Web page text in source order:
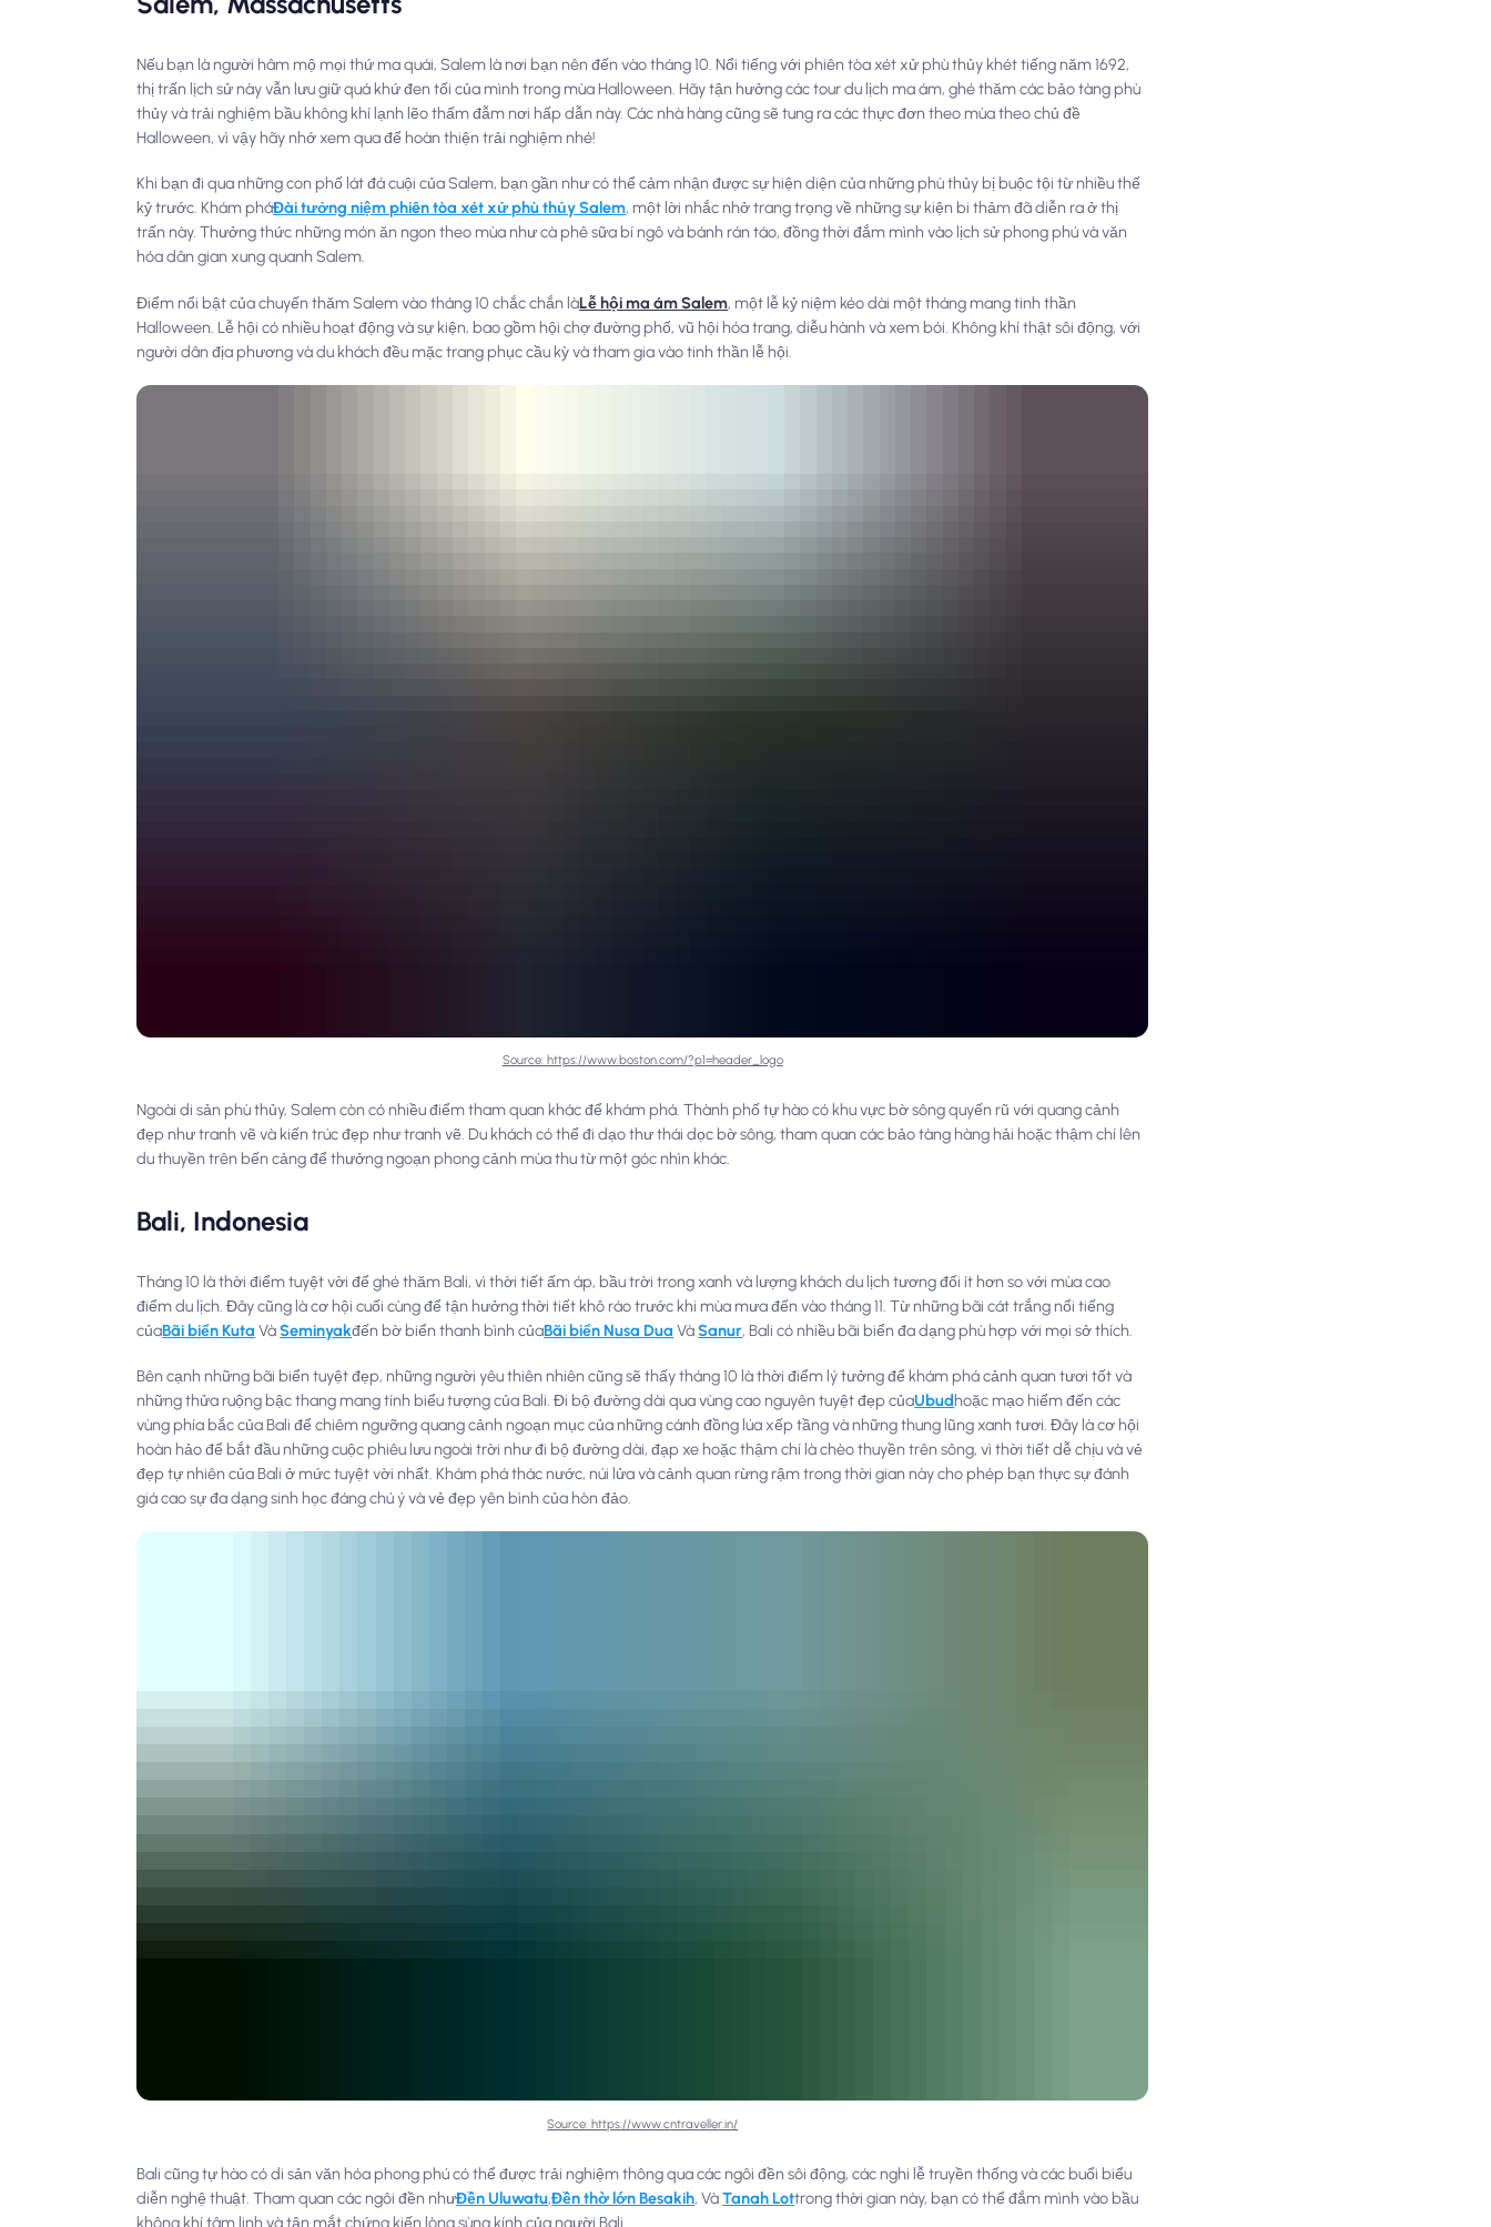
Nếu bạn là người hâm mộ mọi thứ ma quái, Salem là nơi bạn nên đến vào tháng 10. Nổi tiếng với phiên tòa xét xử phù thủy khét tiếng năm 1692,
thị trấn lịch sử này vẫn lưu giữ quá khứ đen tối của mình trong mùa Halloween. Hãy tận hưởng các tour du lịch ma ám, ghé thăm các bảo tàng phù
thủy và trải nghiệm bầu không khí lạnh lẽo thấm đẫm nơi hấp dẫn này. Các nhà hàng cũng sẽ tung ra các thực đơn theo mùa theo chủ đề
Halloween, vì vậy hãy nhớ xem qua để hoàn thiện trải nghiệm nhé!
Khi bạn đi qua những con phố lát đá cuội của Salem, bạn gần như có thể cảm nhận được sự hiện diện của những phù thủy bị buộc tội từ nhiều thế
kỷ trước. Khám pháĐài tưởng niệm phiên tòa xét xử phù thủy Salem, một lời nhắc nhở trang trọng về những sự kiện bi thảm đã diễn ra ở thị
trấn này. Thưởng thức những món ăn ngon theo mùa như cà phê sữa bí ngô và bánh rán táo, đồng thời đắm mình vào lịch sử phong phú và văn
hóa dân gian xung quanh Salem.
Điểm nổi bật của chuyến thăm Salem vào tháng 10 chắc chắn làLễ hội ma ám Salem, một lễ kỷ niệm kéo dài một tháng mang tinh thần
Halloween. Lễ hội có nhiều hoạt động và sự kiện, bao gồm hội chợ đường phố, vũ hội hóa trang, diễu hành và xem bói. Không khí thật sôi động, với
người dân địa phương và du khách đều mặc trang phục cầu kỳ và tham gia vào tinh thần lễ hội.
Source: https://www.boston.com/?p1=header_logo
Ngoài di sản phù thủy, Salem còn có nhiều điểm tham quan khác để khám phá. Thành phố tự hào có khu vực bờ sông quyến rũ với quang cảnh
đẹp như tranh vẽ và kiến trúc đẹp như tranh vẽ. Du khách có thể đi dạo thư thái dọc bờ sông, tham quan các bảo tàng hàng hải hoặc thậm chí lên
du thuyền trên bến cảng để thưởng ngoạn phong cảnh mùa thu từ một góc nhìn khác.
Bali, Indonesia
Tháng 10 là thời điểm tuyệt vời để ghé thăm Bali, vì thời tiết ấm áp, bầu trời trong xanh và lượng khách du lịch tương đối ít hơn so với mùa cao
điểm du lịch. Đây cũng là cơ hội cuối cùng để tận hưởng thời tiết khô ráo trước khi mùa mưa đến vào tháng 11. Từ những bãi cát trắng nổi tiếng
củaBãi biển Kuta VàSeminyakđến bờ biển thanh bình củaBãi biển Nusa Dua VàSanur, Bali có nhiều bãi biển đa dạng phù hợp với mọi sở thích.
Bên cạnh những bãi biển tuyệt đẹp, những người yêu thiên nhiên cũng sẽ thấy tháng 10 là thời điểm lý tưởng để khám phá cảnh quan tươi tốt và
những thửa ruộng bậc thang mang tính biểu tượng của Bali. Đi bộ đường dài qua vùng cao nguyên tuyệt đẹp củaUbudhoặc mạo hiểm đến các
vùng phía bắc của Bali để chiêm ngưỡng quang cảnh ngoạn mục của những cánh đồng lúa xếp tầng và những thung lũng xanh tươi. Đây là cơ hội
hoàn hảo để bắt đầu những cuộc phiêu lưu ngoài trời như đi bộ đường dài, đạp xe hoặc thậm chí là chèo thuyền trên sông, vì thời tiết dễ chịu và vẻ
đẹp tự nhiên của Bali ở mức tuyệt vời nhất. Khám phá thác nước, núi lửa và cảnh quan rừng rậm trong thời gian này cho phép bạn thực sự đánh
giá cao sự đa dạng sinh học đáng chú ý và vẻ đẹp yên bình của hòn đảo.
Source: https://www.cntraveller.in/
Bali cũng tự hào có di sản văn hóa phong phú có thể được trải nghiệm thông qua các ngôi đền sôi động, các nghi lễ truyền thống và các buổi biểu
diễn nghệ thuật. Tham quan các ngôi đền nhưĐền Uluwatu,Đền thờ lớn Besakih, VàTanah Lottrong thời gian này, bạn có thể đắm mình vào bầu
không khí tâm linh và tận mắt chứng kiến lòng sùng kính của người Bali.